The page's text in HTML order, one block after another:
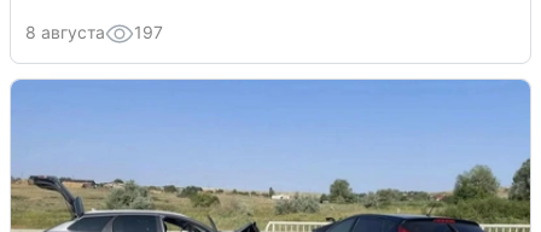
8 августа 197